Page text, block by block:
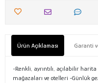
Ürün Açıklaması Garanti
-Renkli, ayrıntılı, açılabilir
mağazaları ve otelleri -Günlük